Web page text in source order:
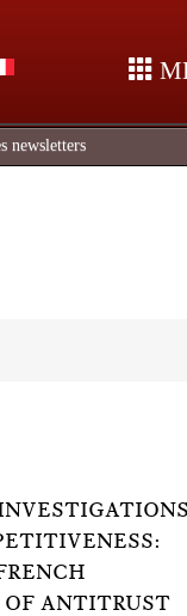
newsletters
ANTITRUST